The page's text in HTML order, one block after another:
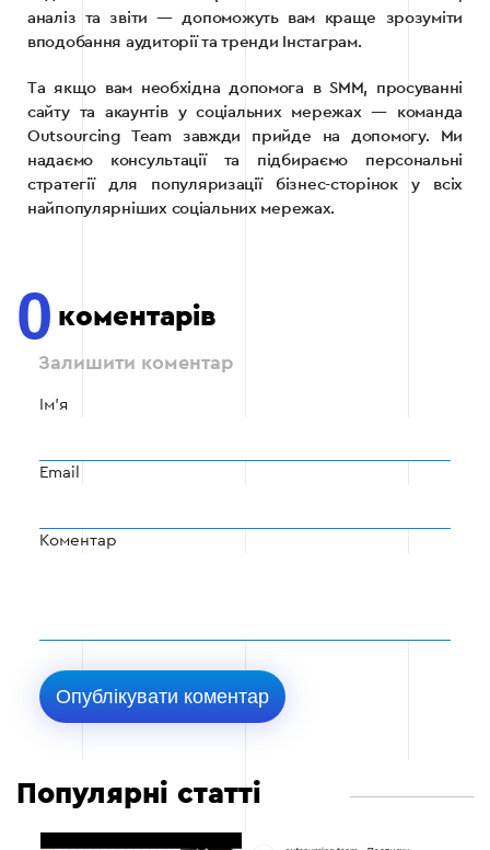
аналіз та звіти — допоможуть вам краще зрозуміти
вподобання аудиторії та тренди Інстаграм.
Та якщо вам необхідна допомога в SMM, просуванні
сайту та акаунтів у соціальних мережах — команда
Outsourcing Team завжди прийде на допомогу. Ми
надаємо консультації та підбираємо персональні
стратегії для популяризації бізнес-сторінок у всіх
найпопулярніших соціальних мережах.
0 коментарів
Залишити коментар
Ім'я
Email
Коментар
Популярні статті